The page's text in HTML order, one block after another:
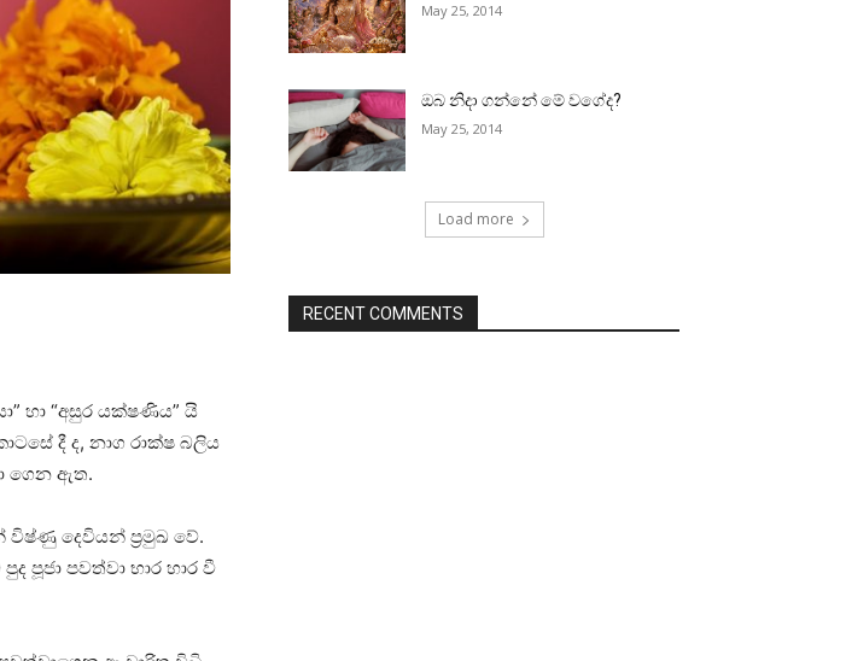
හා “අසුර යක්‌ෂණිය” යි
දී ද, නාග රාක්‌ෂ බලිය
ගෙන ඇත.
දෙවියන් ප්‍රමුඛ වේ.
පූජා පවත්වා භාර හාර වී
May 25, 2014
ඔබ නිදා ගන්නේ මේ වගේද?
May 25, 2014
Load more
RECENT COMMENTS